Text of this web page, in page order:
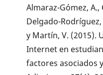
Almaraz-Gómez, A.,
Delgado-
y Martín, V. (2015).
Internet en
factores asociados